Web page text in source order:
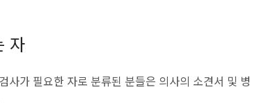
자
사가 필요한 자로 분류된 분들은 의사의 소견서 및 병